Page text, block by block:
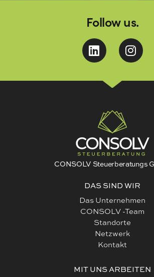
Follow us.
CONSOLV Steuerberatungs
DAS SIND WIR
Das Unternehmen
CONSOLV -Team
Standorte
Netzwerk
Kontakt
MIT UNS ARBEITEN